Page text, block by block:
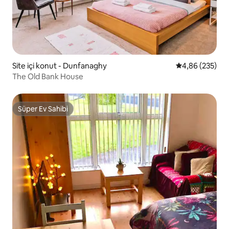
Site içi konut - Dunfanaghy 5 üzerinden
4,86 (235)
The Old Bank House
Süper Ev Sahibi
Süper Ev Sahibi